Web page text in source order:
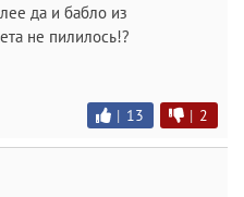
да и бабло из
не пилилось!?
| 13 | 2